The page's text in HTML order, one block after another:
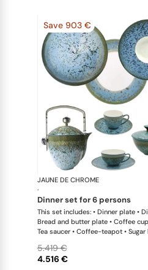
Save 903 €
JAUNE DE CHROME
·
dinner set for 6 persons
This set includes: • Dinner plate •
Bread and butter plate • Coffee
Tea saucer • Coffee-teapot •
4.516 €
5.419 €